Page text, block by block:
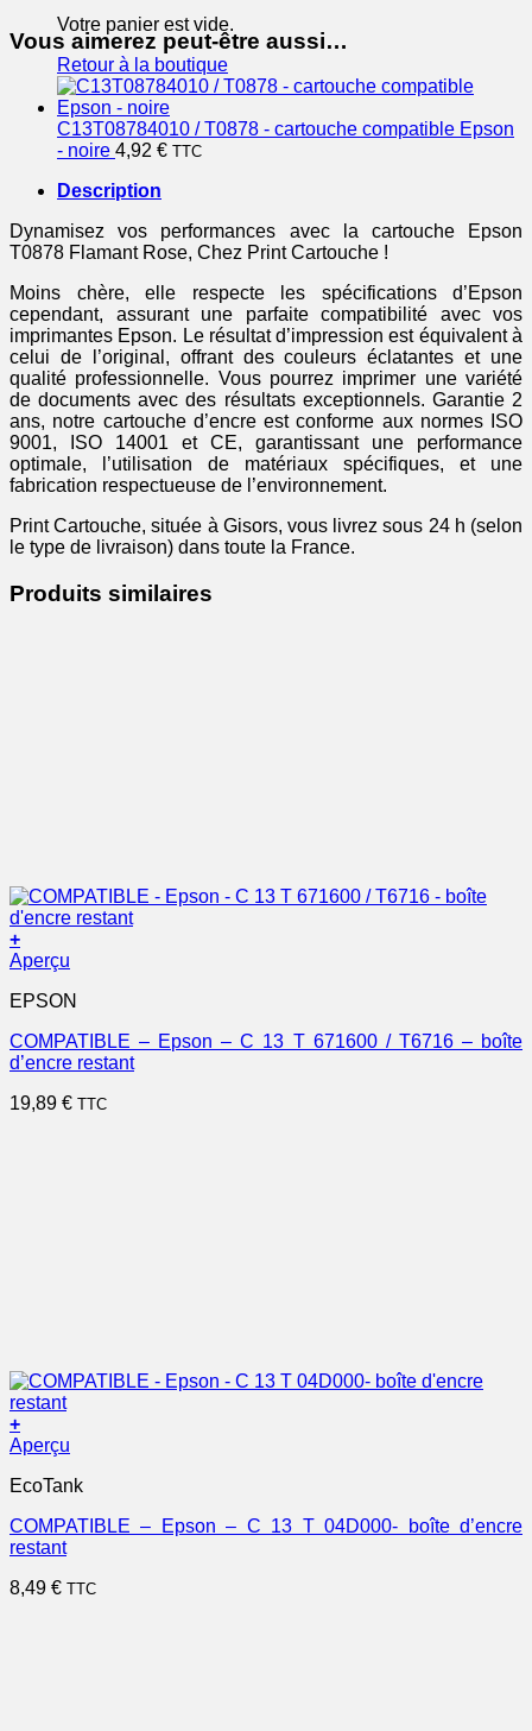
Votre panier est vide.
Retour à la boutique
UltraChr
Hi-
Gloss2
Nm
11,4ml
Vous aimerez peut-être aussi…
C13T08784010 / T0878 - cartouche compatible Epson
- noire 4,92 € TTC
Description
Dynamisez vos performances avec la cartouche Epson
T0878 Flamant Rose, Chez Print Cartouche !
Moins chère, elle respecte les spécifications d’Epson
cependant, assurant une parfaite compatibilité avec vos
imprimantes Epson. Le résultat d’impression est équivalent à
celui de l’original, offrant des couleurs éclatantes et une
qualité professionnelle. Vous pourrez imprimer une variété
de documents avec des résultats exceptionnels. Garantie 2
ans, notre cartouche d’encre est conforme aux normes ISO
9001, ISO 14001 et CE, garantissant une performance
optimale, l’utilisation de matériaux spécifiques, et une
fabrication respectueuse de l’environnement.
Print Cartouche, située à Gisors, vous livrez sous 24 h (selon
le type de livraison) dans toute la France.
Produits similaires
+
Aperçu
EPSON
COMPATIBLE – Epson – C 13 T 671600 / T6716 – boîte
d’encre restant
19,89 € TTC
+
Aperçu
EcoTank
COMPATIBLE – Epson – C 13 T 04D000- boîte d’encre
restant
8,49 € TTC